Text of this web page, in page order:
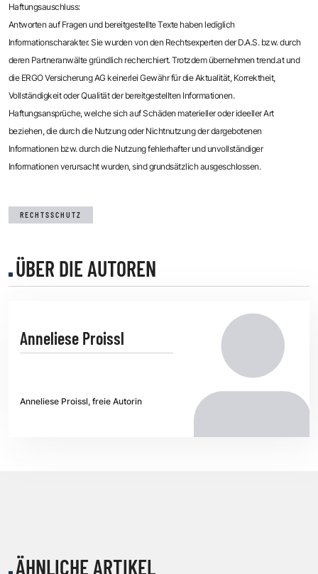
Haftungsauschluss:
Antworten auf Fragen und bereitgestellte Texte haben lediglich
Informationscharakter. Sie wurden von den Rechtsexperten der D.A.S. bzw. durch
deren Partneranwälte gründlich recherchiert. Trotzdem übernehmen trend.at und
die ERGO Versicherung AG keinerlei Gewähr für die Aktualität, Korrektheit,
Vollständigkeit oder Qualität der bereitgestellten Informationen.
Haftungsansprüche, welche sich auf Schäden materieller oder ideeller Art
beziehen, die durch die Nutzung oder Nichtnutzung der dargebotenen
Informationen bzw. durch die Nutzung fehlerhafter und unvollständiger
Informationen verursacht wurden, sind grundsätzlich ausgeschlossen.
RECHTSSCHUTZ
ÜBER DIE AUTOREN
Anneliese Proissl
Anneliese Proissl, freie Autorin
ÄHNLICHE ARTIKEL